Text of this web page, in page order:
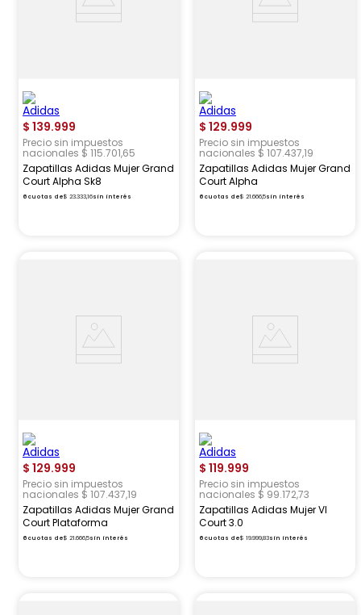
$ 139.999
Precio sin impuestos
nacionales $ 115.701,65
Zapatillas Adidas Mujer Grand
Court Alpha Sk8
6 cuotas de$ 23.333,16sin interés
$ 129.999
Precio sin impuestos
nacionales $ 107.437,19
Zapatillas Adidas Mujer Grand
Court Alpha
6 cuotas de$ 21.666,5sin interés
$ 129.999
Precio sin impuestos
nacionales $ 107.437,19
Zapatillas Adidas Mujer Grand
Court Plataforma
6 cuotas de$ 21.666,5sin interés
$ 119.999
Precio sin impuestos
nacionales $ 99.172,73
Zapatillas Adidas Mujer Vl
Court 3.0
6 cuotas de$ 19.999,83sin interés